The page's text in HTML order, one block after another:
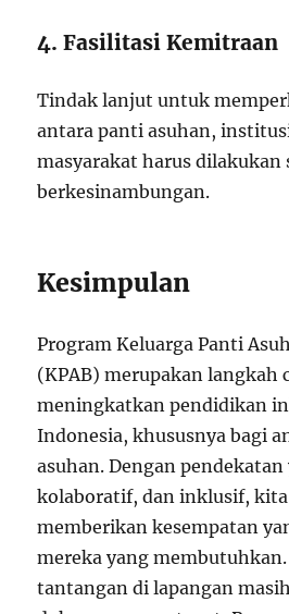
4. Fasilitasi Kemitraan
Tindak lanjut untuk
antara panti asuhan,
masyarakat harus dilakukan
berkesinambungan.
Kesimpulan
Program Keluarga Panti
(KPAB) merupakan langkah
meningkatkan pendidikan
Indonesia, khususnya bagi
asuhan. Dengan
kolaboratif, dan inklusif, kita
memberikan kesempatan
mereka yang
tantangan di lapangan